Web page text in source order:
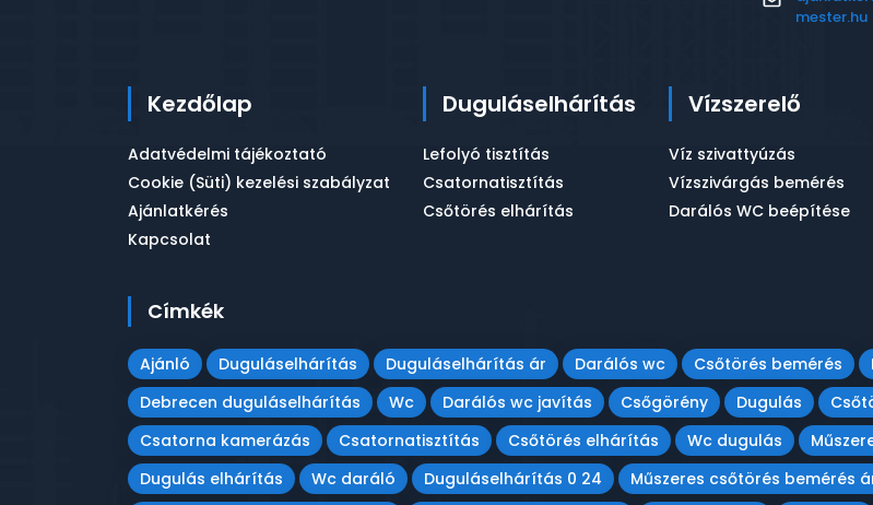
mester.hu
Kezdőlap
Adatvédelmi tájékoztató
Cookie (Süti) kezelési szabályzat
Ajánlatkérés
Kapcsolat
Duguláselhárítás
Lefolyó tisztítás
Csatornatisztítás
Csőtörés elhárítás
Vízszerelő
Víz szivattyúzás
Vízszivárgás bemérés
Darálós WC beépítése
Címkék
Ajánló Duguláselhárítás Duguláselhárítás ár Darálós wc Csőtörés bemérés
Debrecen duguláselhárítás
Wc Darálós wc javítás Csőgörény Dugulás
Csatorna kamerázás
Csatornatisztítás Csőtörés elhárítás Wc dugulás
Dugulás elhárítás
Wc daráló Duguláselhárítás 0 24 Műszeres csőtörés bemérés